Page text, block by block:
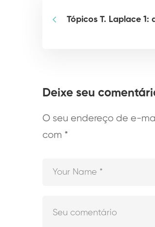
Tópicos T. Laplace 1:
Deixe seu
O seu endereço de e-
com *